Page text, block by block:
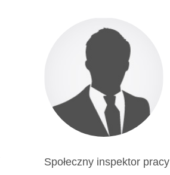
Społeczny inspektor pracy